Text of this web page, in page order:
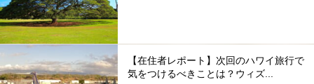
【在住者レポート】次回のハワイ旅行で
気をつけるべきことは？ウィズ...